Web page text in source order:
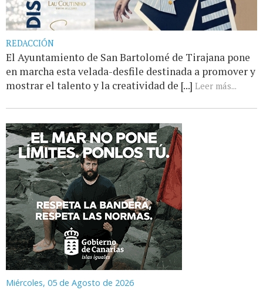
REDACCIÓN
El Ayuntamiento de San Bartolomé de Tirajana pone
en marcha esta velada-desfile destinada a promover y
mostrar el talento y la creatividad de [...] Leer más...
Miércoles, 05 de Agosto de 2026